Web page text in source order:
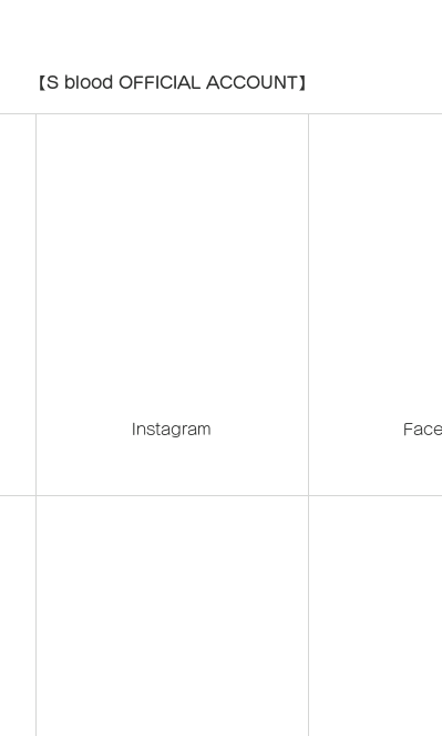
【S blood OFFICIAL ACCOUNT】
Instagram